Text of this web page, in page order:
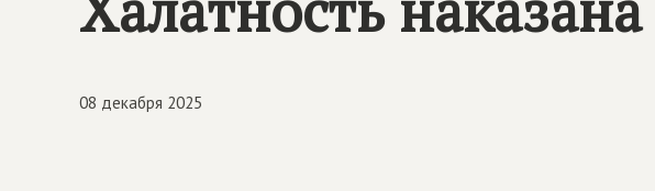
08 декабря 2025